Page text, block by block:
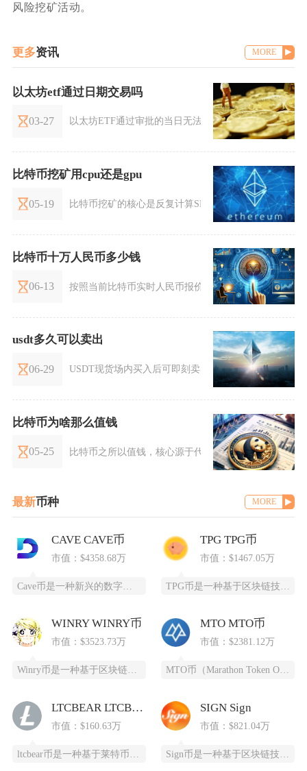
风险挖矿活动。
更多资讯 MORE
以太坊etf通过日期交易吗
03-27 以太坊ETF通过审批的当日无法直接开展交易，获批文
比特币挖矿用cpu还是gpu
05-19 比特币挖矿的核心是反复计算SHA‑256哈希值，属于高
比特币十万人民币多少钱
06-13 按照当前比特币实时人民币报价，10万元人民币在现货
usdt多久可以卖出
06-29 USDT现货场内买入后可即刻卖出，C2C法币卖出普遍
比特币为啥那么值钱
05-25 比特币之所以值钱，核心源于代码锁定的绝对稀缺性、
最新币种 MORE
CAVE CAVE币
市值：$4358.68万
TPG TPG币
市值：$1467.05万
WINRY WINRY币
市值：$3523.73万
Winry币是一种基于区块链技术的去中心化数字货币，采用PoC（容量证明）共识算法，通过高
MTO MTO币
市值：$2381.12万
MTO币（Marathon Token Oil）是一种基于区块链技术的全新数字货币，为石油
LTCBEAR LTCBEAR币
市值：$160.63万
SIGN Sign
市值：$821.04万